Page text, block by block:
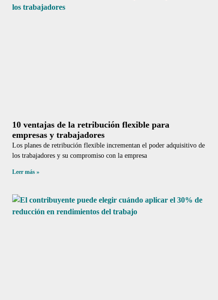
10 ventajas de la retribución flexible para
empresas y trabajadores
Los planes de retribución flexible incrementan el poder adquisitivo de
los trabajadores y su compromiso con la empresa
Leer más »